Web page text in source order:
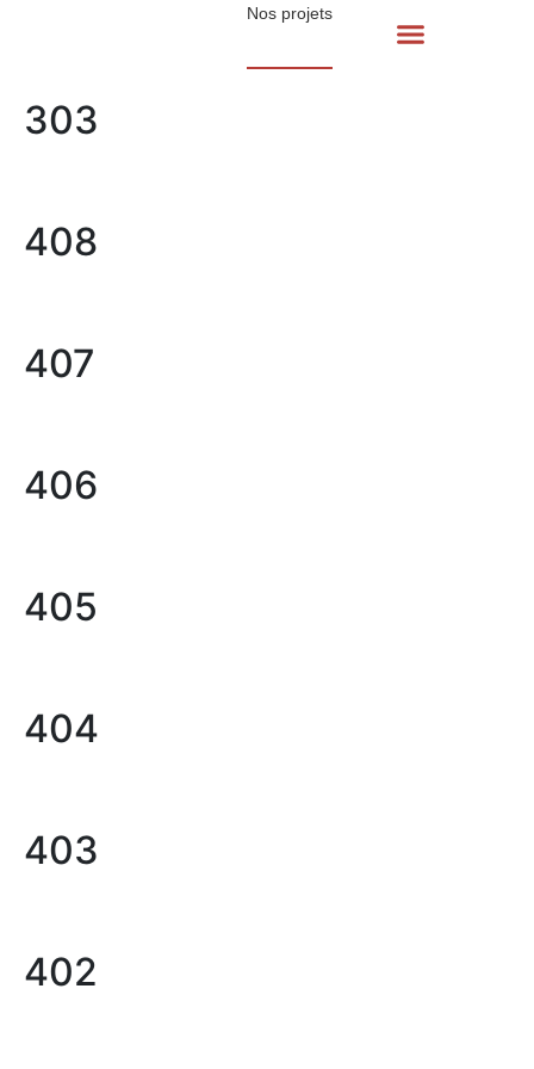
Nos projets
303
408
407
406
405
404
403
402